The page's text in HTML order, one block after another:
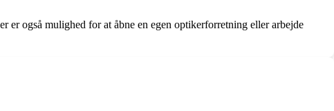
er også mulighed for at åbne en egen optikerforretning eller arbejde